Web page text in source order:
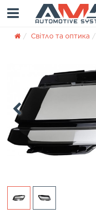
Світло та оптика